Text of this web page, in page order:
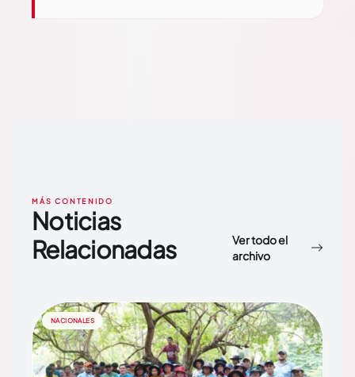
MÁS CONTENIDO
Noticias
Relacionadas
Ver todo el
archivo
NACIONALES